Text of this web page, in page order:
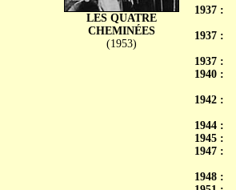
LES QUATRE
CHEMINÉES
(1953)
1937 :
1937 :
1937 :
1940 :
1942 :
1944 :
1945 :
1947 :
1948 :